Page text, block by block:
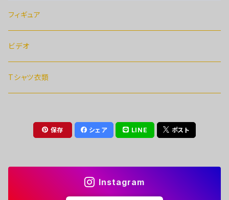
フィギュア
ビデオ
Tシャツ衣類
保存 シェア LINE ポスト
Instagram